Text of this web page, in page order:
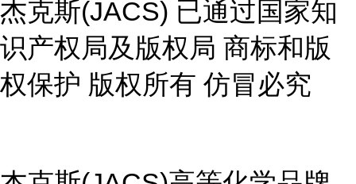
杰克斯(JACS) 已通过国家知
识产权局及版权局 商标和版
权保护 版权所有 仿冒必究